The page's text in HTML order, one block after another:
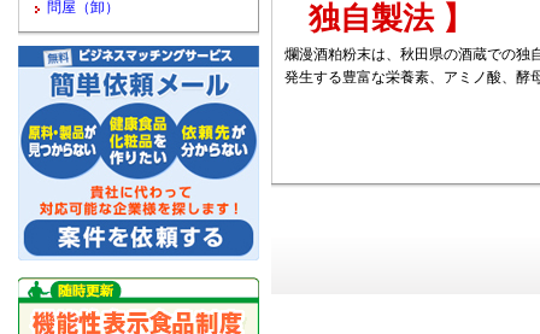
独自製法 】
爛漫酒粕粉末は、秋田県の酒蔵での独
発生する豊富な栄養素、アミノ酸、酵
問屋（卸）